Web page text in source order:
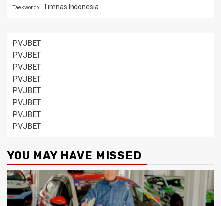
Taekwondo Timnas Indonesia
PVJBET
PVJBET
PVJBET
PVJBET
PVJBET
PVJBET
PVJBET
PVJBET
YOU MAY HAVE MISSED